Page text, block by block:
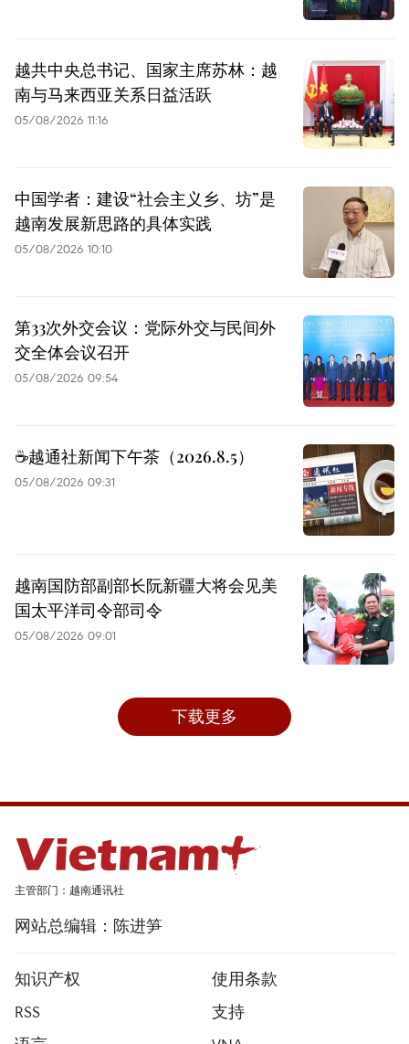
越共中央总书记、国家主席苏林：越
南与马来西亚关系日益活跃
05/08/2026 11:16
中国学者：建设“社会主义乡、坊”是
越南发展新思路的具体实践
05/08/2026 10:10
第33次外交会议：党际外交与民间外
交全体会议召开
05/08/2026 09:54
☕️越通社新闻下午茶（2026.8.5）
05/08/2026 09:31
越南国防部副部长阮新疆大将会见美
国太平洋司令部司令
05/08/2026 09:01
下载更多
主管部门：越南通讯社
网站总编辑：陈进笋
知识产权
使用条款
RSS
支持